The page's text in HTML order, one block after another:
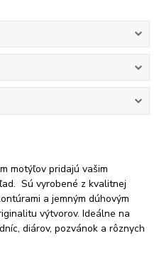
motýľov pridajú vašim
Sú vyrobené z kvalitnej
a jemným dúhovým
výtvorov. Ideálne na
diárov, pozvánok a rôznych